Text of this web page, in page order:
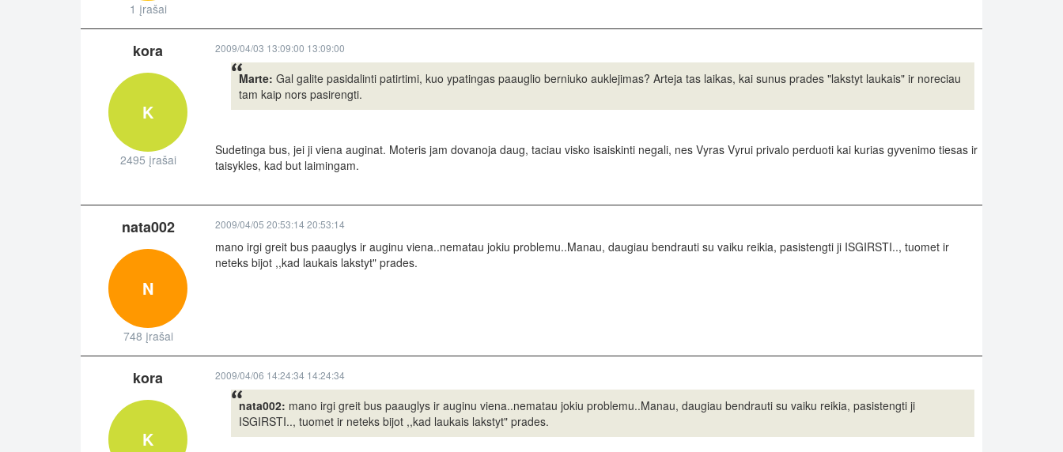
1 įrašai
kora
K
2495 įrašai
2009/04/03 13:09:00 13:09:00
Marte: Gal galite pasidalinti patirtimi, kuo ypatingas paauglio berniuko auklejimas? Arteja tas laikas, kai sunus prades "lakstyt laukais" ir noreciau
tam kaip nors pasirengti.
Sudetinga bus, jei ji viena auginat. Moteris jam dovanoja daug, taciau visko isaiskinti negali, nes Vyras Vyrui privalo perduoti kai kurias gyvenimo tiesas ir
taisykles, kad but laimingam.
nata002
N
748 įrašai
2009/04/05 20:53:14 20:53:14
mano irgi greit bus paauglys ir auginu viena..nematau jokiu problemu..Manau, daugiau bendrauti su vaiku reikia, pasistengti ji ISGIRSTI.., tuomet ir
neteks bijot ,,kad laukais lakstyt" prades.
kora
K
2009/04/06 14:24:34 14:24:34
nata002: mano irgi greit bus paauglys ir auginu viena..nematau jokiu problemu..Manau, daugiau bendrauti su vaiku reikia, pasistengti ji
ISGIRSTI.., tuomet ir neteks bijot ,,kad laukais lakstyt" prades.